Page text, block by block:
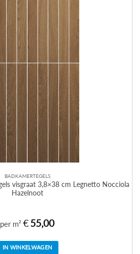
BADKAMERTEGELS
visgraat 3,8×38 cm Legnetto Nocciola
Hazelnoot
per m² €55,00
IN WINKELWAGEN